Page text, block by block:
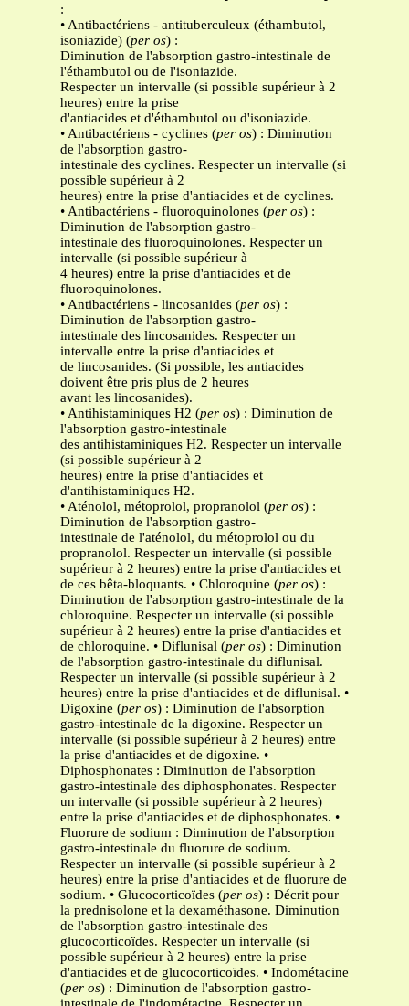
:
• Antibactériens - antituberculeux (éthambutol,
isoniazide) (per os) :
Diminution de l'absorption gastro-intestinale de
l'éthambutol ou de l'isoniazide.
Respecter un intervalle (si possible supérieur à 2
heures) entre la prise
d'antiacides et d'éthambutol ou d'isoniazide.
• Antibactériens - cyclines (per os) : Diminution
de l'absorption gastro-
intestinale des cyclines. Respecter un intervalle (si
possible supérieur à 2
heures) entre la prise d'antiacides et de cyclines.
• Antibactériens - fluoroquinolones (per os) :
Diminution de l'absorption gastro-
intestinale des fluoroquinolones. Respecter un
intervalle (si possible supérieur à
4 heures) entre la prise d'antiacides et de
fluoroquinolones.
• Antibactériens - lincosanides (per os) :
Diminution de l'absorption gastro-
intestinale des lincosanides. Respecter un
intervalle entre la prise d'antiacides et
de lincosanides. (Si possible, les antiacides
doivent être pris plus de 2 heures
avant les lincosanides).
• Antihistaminiques H2 (per os) : Diminution de
l'absorption gastro-intestinale
des antihistaminiques H2. Respecter un intervalle
(si possible supérieur à 2
heures) entre la prise d'antiacides et
d'antihistaminiques H2.
• Aténolol, métoprolol, propranolol (per os) :
Diminution de l'absorption gastro-
intestinale de l'aténolol, du métoprolol ou du
propranolol. Respecter un intervalle (si possible
supérieur à 2 heures) entre la prise d'antiacides et
de ces bêta-bloquants. • Chloroquine (per os) :
Diminution de l'absorption gastro-intestinale de la
chloroquine. Respecter un intervalle (si possible
supérieur à 2 heures) entre la prise d'antiacides et
de chloroquine. • Diflunisal (per os) : Diminution
de l'absorption gastro-intestinale du diflunisal.
Respecter un intervalle (si possible supérieur à 2
heures) entre la prise d'antiacides et de diflunisal. •
Digoxine (per os) : Diminution de l'absorption
gastro-intestinale de la digoxine. Respecter un
intervalle (si possible supérieur à 2 heures) entre
la prise d'antiacides et de digoxine. •
Diphosphonates : Diminution de l'absorption
gastro-intestinale des diphosphonates. Respecter
un intervalle (si possible supérieur à 2 heures)
entre la prise d'antiacides et de diphosphonates. •
Fluorure de sodium : Diminution de l'absorption
gastro-intestinale du fluorure de sodium.
Respecter un intervalle (si possible supérieur à 2
heures) entre la prise d'antiacides et de fluorure de
sodium. • Glucocorticoïdes (per os) : Décrit pour
la prednisolone et la dexaméthasone. Diminution
de l'absorption gastro-intestinale des
glucocorticoïdes. Respecter un intervalle (si
possible supérieur à 2 heures) entre la prise
d'antiacides et de glucocorticoïdes. • Indométacine
(per os) : Diminution de l'absorption gastro-